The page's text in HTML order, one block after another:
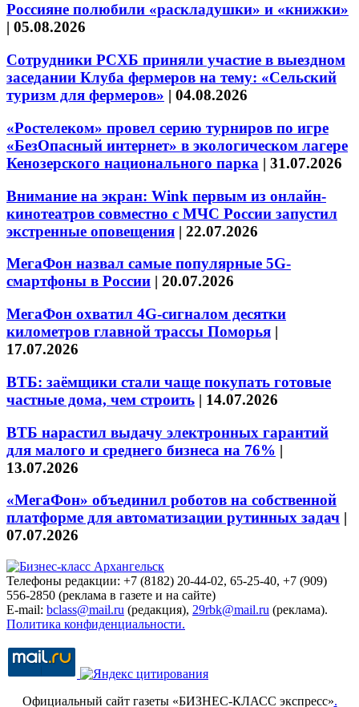
Россияне полюбили «раскладушки» и «книжки»
| 05.08.2026
Сотрудники РСХБ приняли участие в выездном
заседании Клуба фермеров на тему: «Сельский
туризм для фермеров» | 04.08.2026
«Ростелеком» провел серию турниров по игре
«БезОпасный интернет» в экологическом лагере
Кенозерского национального парка | 31.07.2026
Внимание на экран: Wink первым из онлайн-
кинотеатров совместно с МЧС России запустил
экстренные оповещения | 22.07.2026
МегаФон назвал самые популярные 5G-
смартфоны в России | 20.07.2026
МегаФон охватил 4G-сигналом десятки
километров главной трассы Поморья |
17.07.2026
ВТБ: заёмщики стали чаще покупать готовые
частные дома, чем строить | 14.07.2026
ВТБ нарастил выдачу электронных гарантий
для малого и среднего бизнеса на 76% |
13.07.2026
«МегаФон» объединил роботов на собственной
платформе для автоматизации рутинных задач |
07.07.2026
Телефоны редакции: +7 (8182) 20-44-02, 65-25-40, +7 (909)
556-2850 (реклама в газете и на сайте)
E-mail: bclass@mail.ru (редакция), 29rbk@mail.ru (реклама).
Политика конфиденциальности.
Официальный сайт газеты «БИЗНЕС-КЛАСС экспресс».